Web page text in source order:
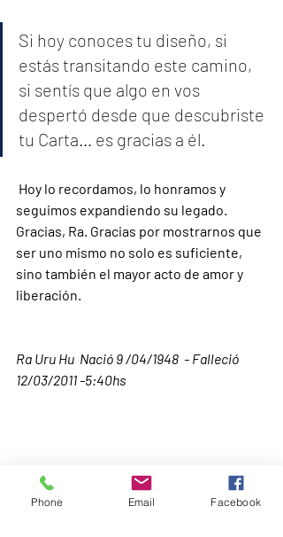
Si hoy conoces tu diseño, si
estás transitando este camino,
si sentís que algo en vos
despertó desde que descubriste
tu Carta… es gracias a él.
seguimos expandiendo su legado.
Gracias, Ra. Gracias por mostrarnos que
ser uno mismo no solo es suficiente,
sino también el mayor acto de amor y
liberación.
Ra Uru Hu  Nació 9 /04/1948  - Falleció
12/03/2011 -5:40hs
Phone Email Facebook